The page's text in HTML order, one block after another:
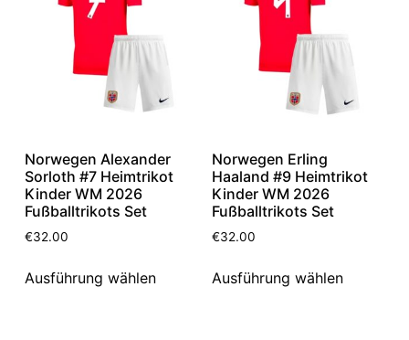
Norwegen Alexander
Sorloth #7 Heimtrikot
Kinder WM 2026
Fußballtrikots Set
€32.00
Ausführung wählen
Norwegen Erling
Haaland #9 Heimtrikot
Kinder WM 2026
Fußballtrikots Set
€32.00
Ausführung wählen